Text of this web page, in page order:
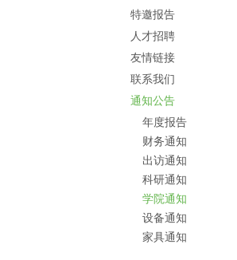
特邀报告
人才招聘
友情链接
联系我们
通知公告
年度报告
财务通知
出访通知
科研通知
学院通知
设备通知
家具通知